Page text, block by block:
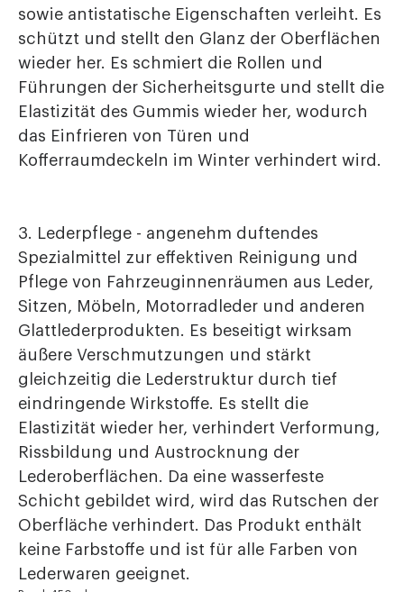
sowie antistatische Eigenschaften verleiht. Es
schützt und stellt den Glanz der Oberflächen
wieder her. Es schmiert die Rollen und
Führungen der Sicherheitsgurte und stellt die
Elastizität des Gummis wieder her, wodurch
das Einfrieren von Türen und
Kofferraumdeckeln im Winter verhindert wird.
3. Lederpflege - angenehm duftendes
Spezialmittel zur effektiven Reinigung und
Pflege von Fahrzeuginnenräumen aus Leder,
Sitzen, Möbeln, Motorradleder und anderen
Glattlederprodukten. Es beseitigt wirksam
äußere Verschmutzungen und stärkt
gleichzeitig die Lederstruktur durch tief
eindringende Wirkstoffe. Es stellt die
Elastizität wieder her, verhindert Verformung,
Rissbildung und Austrocknung der
Lederoberflächen. Da eine wasserfeste
Schicht gebildet wird, wird das Rutschen der
Oberfläche verhindert. Das Produkt enthält
keine Farbstoffe und ist für alle Farben von
Lederwaren geeignet.